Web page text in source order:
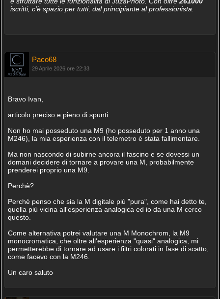
iscritti, c'è spazio per tutti, dal principiante al professionista.
Paco68
29 Aprile 2026 ore 22:33
Bravo Ivan,
articolo preciso e pieno di spunti.
Non ho mai posseduto una M9 (ho posseduto per 1 anno una
M246), la mia esperienza con il telemetro è stata fallimentare.
Ma non nascondo di subirne ancora il fascino e se dovessi un
domani decidere di tornare a provare una M, probabilmente
prenderei proprio una M9.
Perchè?
Perchè penso che sia la M digitale più "pura", come hai detto te,
quella più vicina all'esperienza analogica ed io da una M cerco
questo.
Come alternativa potrei valutare una M Monochrom, la M9
monocromatica, che oltre all'esperienza "quasi" analogica, mi
permetterebbe di tornare ad usare i filtri colorati in fase di scatto,
come facevo con la M246.
Un caro saluto